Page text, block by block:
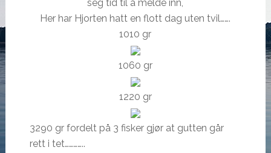
seg tid til å melde inn,
Her har Hjorten hatt en flott dag uten tvil…….
1010 gr
1060 gr
1220 gr
3290 gr fordelt på 3 fisker gjør at gutten går
rett i tet…………..